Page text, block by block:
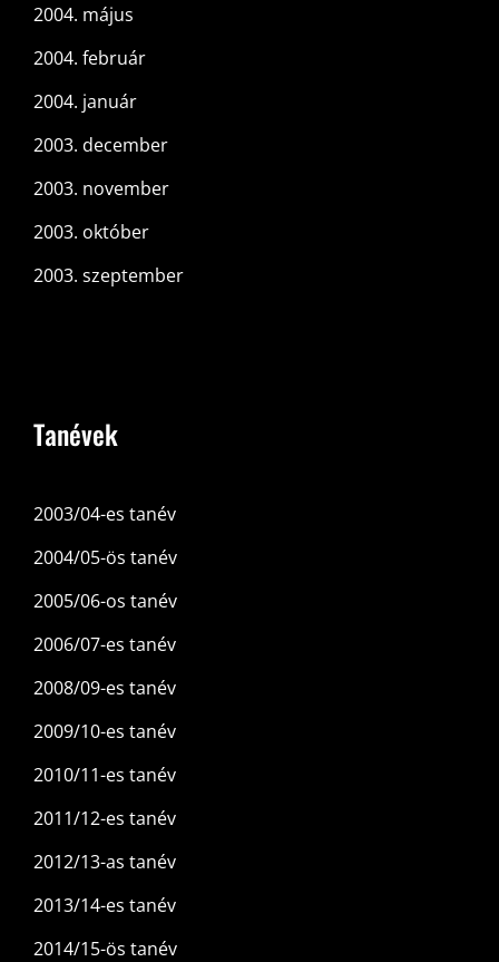
2004. május
2004. február
2004. január
2003. december
2003. november
2003. október
2003. szeptember
Tanévek
2003/04-es tanév
2004/05-ös tanév
2005/06-os tanév
2006/07-es tanév
2008/09-es tanév
2009/10-es tanév
2010/11-es tanév
2011/12-es tanév
2012/13-as tanév
2013/14-es tanév
2014/15-ös tanév